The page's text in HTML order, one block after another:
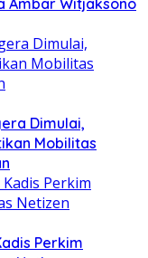
Ambar Witjaksono
Dimulai,
Mobilitas
Perkim